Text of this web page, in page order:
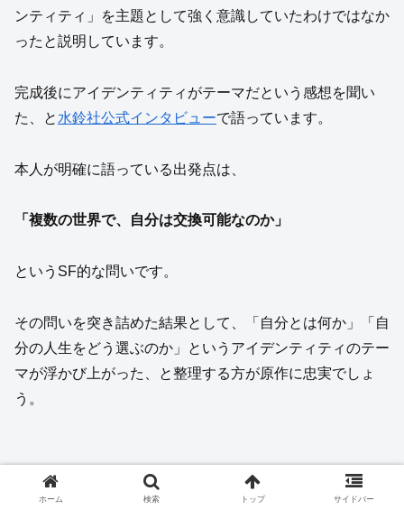
ンティティ」を主題として強く意識していたわけではなか
ったと説明しています。
完成後にアイデンティティがテーマだという感想を聞い
た、と 水鈴社公式インタビューで語っています。
本人が明確に語っている出発点は、
「複数の世界で、自分は交換可能なのか」
というSF的な問いです。
その問いを突き詰めた結果として、「自分とは何か」「自
分の人生をどう選ぶのか」というアイデンティティのテー
マが浮かび上がった、と整理する方が原作に忠実でしょ
う。
ホーム 検索 トップ サイドバー